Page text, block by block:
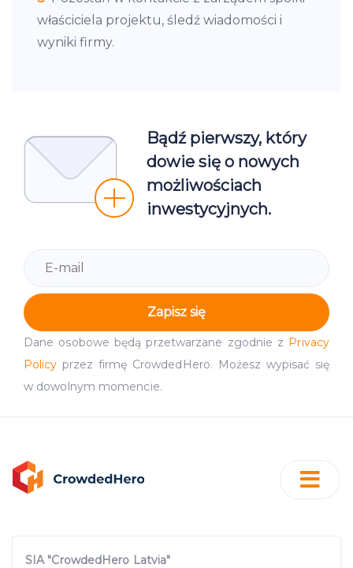
właściciela projektu, śledź wiadomości i
wyniki firmy.
Bądź pierwszy, który
dowie się o nowych
możliwościach
inwestycyjnych.
Zapisz się
Dane osobowe będą przetwarzane zgodnie z Privacy
Policy przez firmę CrowdedHero. Możesz wypisać się
w dowolnym momencie.
SIA "CrowdedHero Latvia"